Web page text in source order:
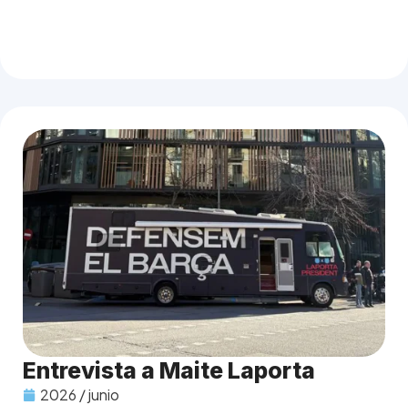
Entrevista a Maite Laporta
2026 / junio